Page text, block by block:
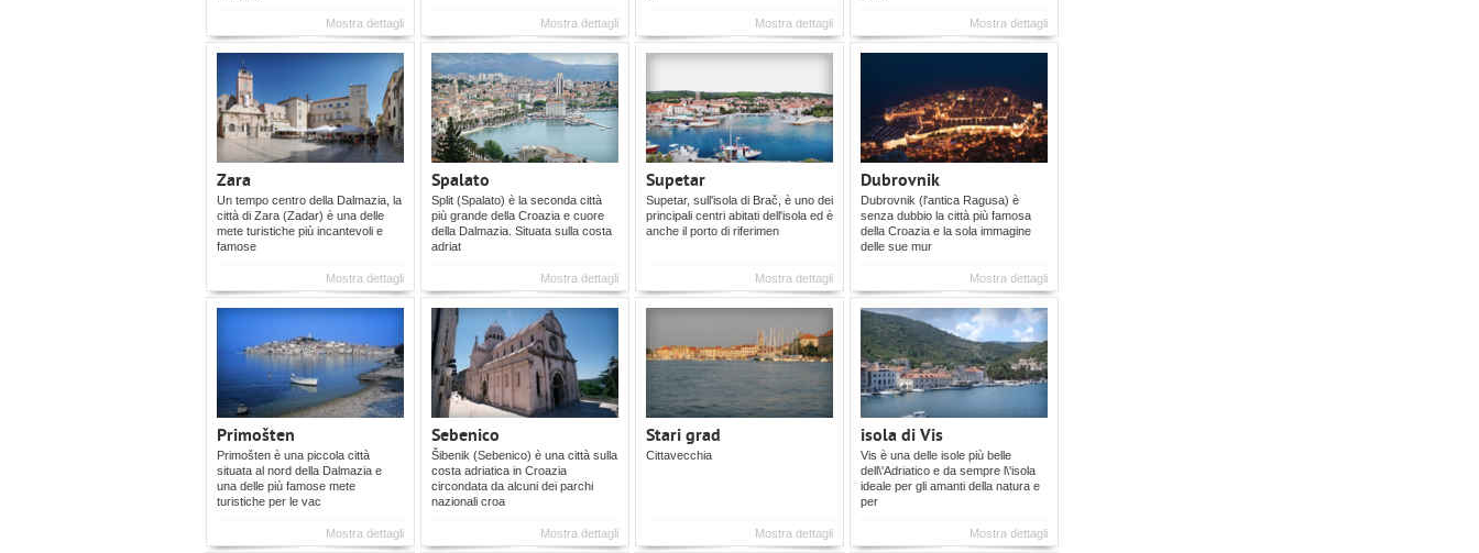
Mostra dettagli Mostra dettagli Mostra dettagli Mostra dettagli
Zara
Un tempo centro della Dalmazia, la
città di Zara (Zadar) è una delle
mete turistiche più incantevoli e
famose
Mostra dettagli
Spalato
Split (Spalato) è la seconda città
più grande della Croazia e cuore
della Dalmazia. Situata sulla costa
adriat
Mostra dettagli
Supetar
Supetar, sull'isola di Brač, è uno dei
principali centri abitati dell'isola ed è
anche il porto di riferimen
Mostra dettagli
Dubrovnik
Dubrovnik (l'antica Ragusa) è
senza dubbio la città più famosa
della Croazia e la sola immagine
delle sue mur
Mostra dettagli
Primošten
Primošten è una piccola città
situata al nord della Dalmazia e
una delle più famose mete
turistiche per le vac
Mostra dettagli
Sebenico
Šibenik (Sebenico) è una città sulla
costa adriatica in Croazia
circondata da alcuni dei parchi
nazionali croa
Mostra dettagli
Stari grad
Cittavecchia
Mostra dettagli
isola di Vis
Vis è una delle isole più belle
dell\'Adriatico e da sempre l\'isola
ideale per gli amanti della natura e
per
Mostra dettagli